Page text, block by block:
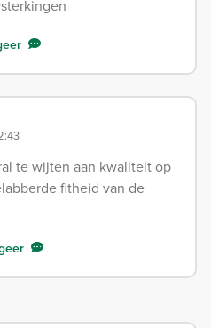
te wijten aan kwaliteit op
fitheid van de